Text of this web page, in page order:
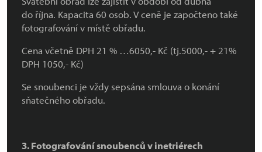
do října. Kapacita 60 osob. V ceně je započteno také
fotografování v místě obřadu.
Cena včetně DPH 21 % …6050,- Kč (tj.5000,- + 21%
DPH 1050,- Kč)
Se snoubenci je vždy sepsána smlouva o konání
sňatečného obřadu.
3. Fotografování snoubenců v inetriérech